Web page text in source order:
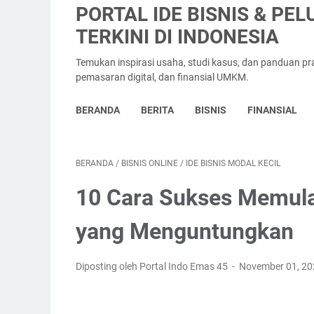
PORTAL IDE BISNIS &
TERKINI DI INDONESIA
Temukan inspirasi usaha, studi kasus, dan panduan
pemasaran digital, dan finansial UMKM.
BERANDA BERITA BISNIS FINANSIAL
BERANDA / BISNIS ONLINE / IDE BISNIS MODAL KECIL
10 Cara Sukses
yang Menguntungkan
Diposting oleh Portal Indo Emas 45 November 01,